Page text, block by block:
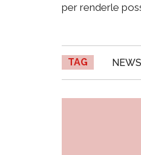
per renderle
TAG NEWS